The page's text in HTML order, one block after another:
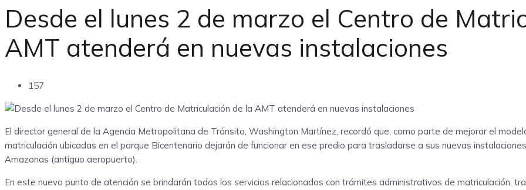
Desde el lunes 2 de marzo el Centro de
AMT atenderá en nuevas instalaciones
157
El director general de la Agencia Metropolitana de Tránsito, Washington Martínez, recordó que, como parte de mejorar el
matriculación ubicadas en el parque Bicentenario dejarán de funcionar en ese predio para trasladarse a sus nuevas
Amazonas (antiguo aeropuerto).
En este nuevo punto de atención se brindarán todos los servicios relacionados con trámites administrativos de matriculación,